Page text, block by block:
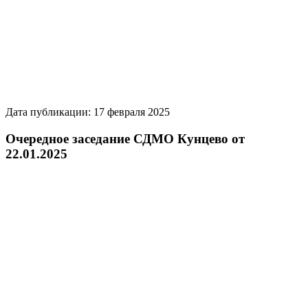
Дата публикации: 17 февраля 2025
Очередное заседание СДМО Кунцево от
22.01.2025